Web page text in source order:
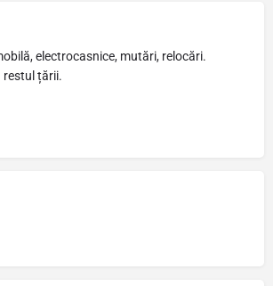
electrocasnice, mutări, relocări.
restul țării.